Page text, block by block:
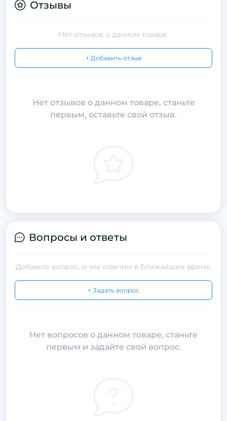
Отзывы
Нет отзывов о данном товаре.
+ Добавить отзыв
Нет отзывов о данном товаре, станьте
первым, оставьте свой отзыв.
Вопросы и ответы
Добавьте вопрос, и мы ответим в ближайшее время.
+ Задать вопрос
Нет вопросов о данном товаре, станьте
первым и задайте свой вопрос.